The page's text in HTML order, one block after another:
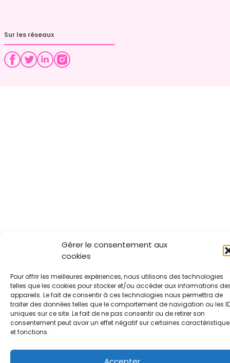
Gérer le consentement aux
cookies
Pour offrir les meilleures expériences, nous utilisons des technologies
telles que les cookies pour stocker et/ou accéder aux informations
appareils. Le fait de consentir à ces technologies nous permettra de
traiter des données telles que le comportement de navigation ou les
uniques sur ce site. Le fait de ne pas consentir ou de retirer son
consentement peut avoir un effet négatif sur certaines
et fonctions.
Sur les réseaux